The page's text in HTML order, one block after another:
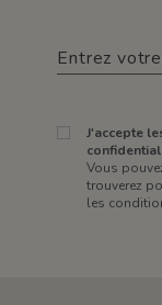
J'accepte
Vous
trouverez
les